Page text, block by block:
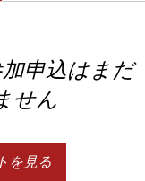
申込はまだ
せん
を見る